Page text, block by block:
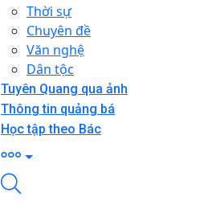
Thời sự
Chuyên đề
Văn nghệ
Dân tộc
Tuyên Quang qua ảnh
Thông tin quảng bá
Học tập theo Bác